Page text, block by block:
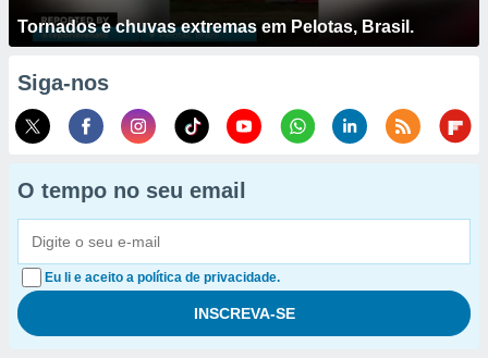
Tornados e chuvas extremas em Pelotas, Brasil.
Siga-nos
O tempo no seu email
Eu li e aceito a política de privacidade.